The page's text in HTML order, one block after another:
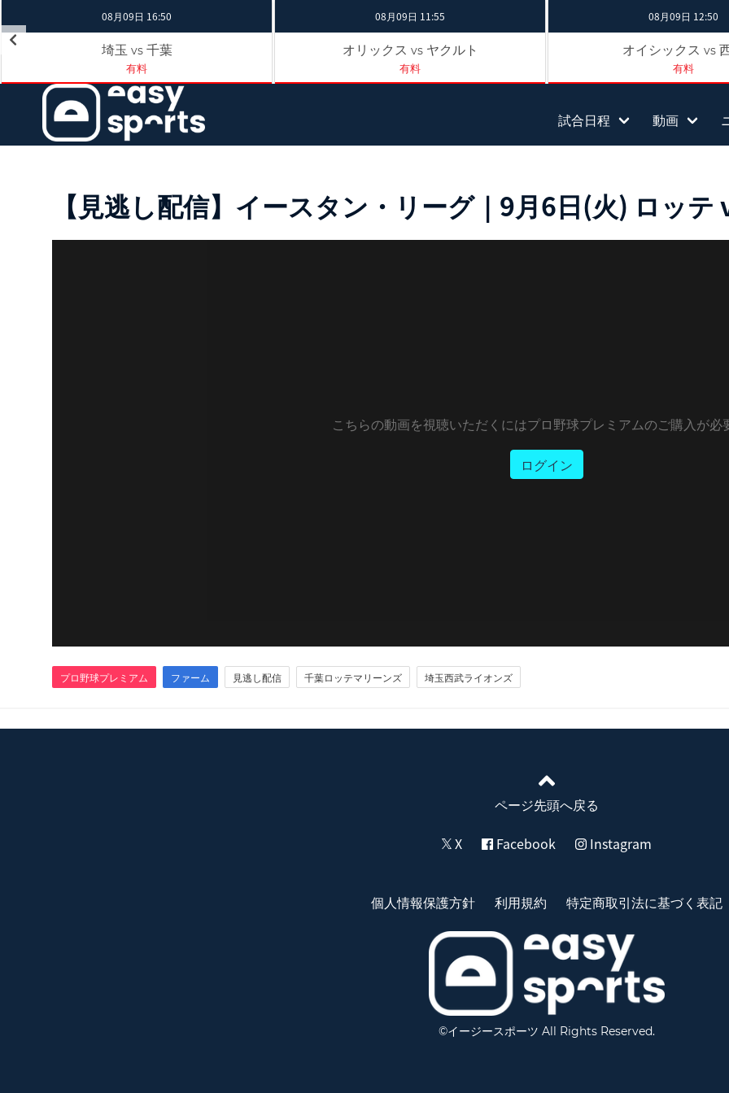
08月09日 16:50
埼玉 vs 千葉
有料
08月09日 11:55
オリックス vs ヤクルト
有料
08月09日 12:50
オイシックス vs
有料
試合日程 動画
【見逃し配信】イースタン・リーグ｜9月6日(火) ロッテ
こちらの動画を視聴いただくにはプロ野球プレミアムのご購入が必
ログイン
プロ野球プレミアム ファーム 見逃し配信 千葉ロッテマリーンズ 埼玉西武ライオンズ
ページ先頭へ戻る
X
Facebook Instagram
個人情報保護方針 利用規約 特定商取引法に基づく表記
©イージースポーツ All Rights Reserved.